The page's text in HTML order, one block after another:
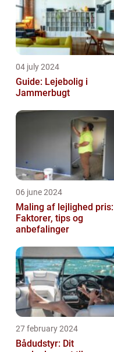
04 july 2024
Guide: Lejebolig i
Jammerbugt
06 june 2024
Maling af lejlighed pris:
Faktorer, tips og
anbefalinger
27 february 2024
Bådudstyr: Dit